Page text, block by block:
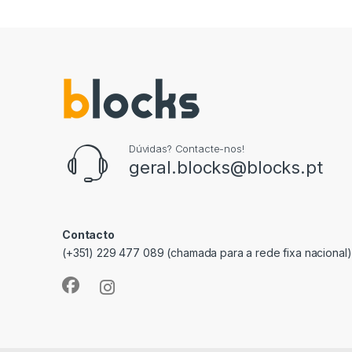
Dúvidas? Contacte-nos!
geral.blocks@blocks.pt
Contacto
(+351) 229 477 089 (chamada para a rede fixa nacional)